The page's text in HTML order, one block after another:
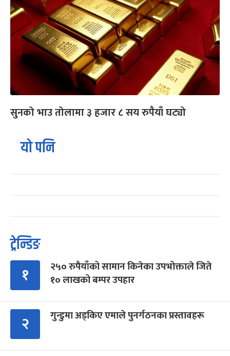
सुनको भाउ तोलामा ३ हजार ८ सय रुपैयाँ घट्यो
यो पनि
ट्रेन्डिङ
१
२५० रुपैयाँको सामान किनेका उपभोक्ताले जिते
१० लाखको बम्पर उपहार
२ गुन्डुमा अड्किए एमाले पुनर्गठनका प्रस्तावहरू